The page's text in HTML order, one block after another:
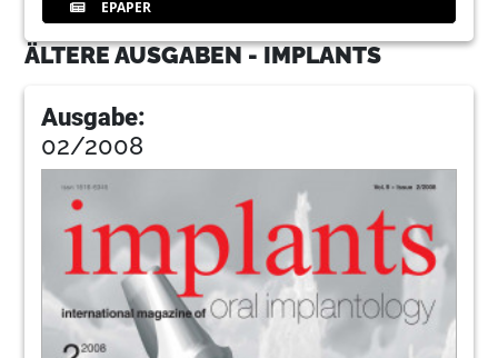
EPAPER
ÄLTERE AUSGABEN - IMPLANTS
Ausgabe:
02/2008